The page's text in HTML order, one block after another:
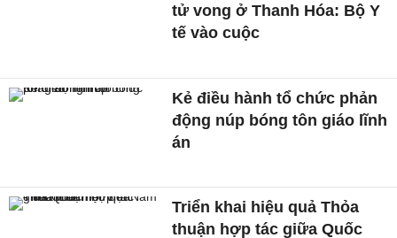
tử vong ở Thanh Hóa: Bộ Y
tế vào cuộc
Kẻ điều hành tổ chức phản
động núp bóng tôn giáo lĩnh
án
Triển khai hiệu quả Thỏa
thuận hợp tác giữa Quốc